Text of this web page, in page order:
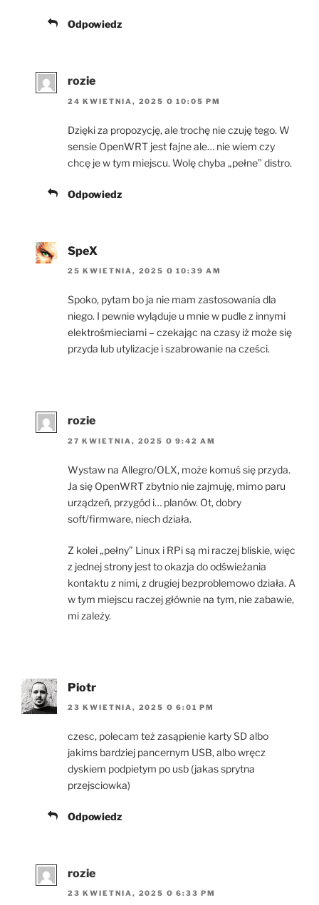
Odpowiedz
rozie
24 KWIETNIA, 2025 O 10:05 PM
Dzięki za propozycję, ale trochę nie czuję tego. W
sensie OpenWRT jest fajne ale… nie wiem czy
chcę je w tym miejscu. Wolę chyba „pełne” distro.
Odpowiedz
SpeX
25 KWIETNIA, 2025 O 10:39 AM
Spoko, pytam bo ja nie mam zastosowania dla
niego. I pewnie wyląduje u mnie w pudle z innymi
elektrośmieciami – czekając na czasy iż może się
przyda lub utylizacje i szabrowanie na cześci.
rozie
27 KWIETNIA, 2025 O 9:42 AM
Wystaw na Allegro/OLX, może komuś się przyda.
Ja się OpenWRT zbytnio nie zajmuję, mimo paru
urządzeń, przygód i… planów. Ot, dobry
soft/firmware, niech działa.
Z kolei „pełny” Linux i RPi są mi raczej bliskie, więc
z jednej strony jest to okazja do odświeżania
kontaktu z nimi, z drugiej bezproblemowo działa. A
w tym miejscu raczej głównie na tym, nie zabawie,
mi zależy.
Piotr
23 KWIETNIA, 2025 O 6:01 PM
czesc, polecam też zasąpienie karty SD albo
jakims bardziej pancernym USB, albo wręcz
dyskiem podpietym po usb (jakas sprytna
przejsciowka)
Odpowiedz
rozie
23 KWIETNIA, 2025 O 6:33 PM